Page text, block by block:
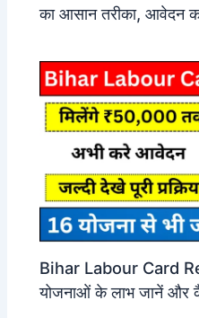
का आसान तरीका, आवेदन
Bihar Labour Card
योजनाओं के लाभ जानें